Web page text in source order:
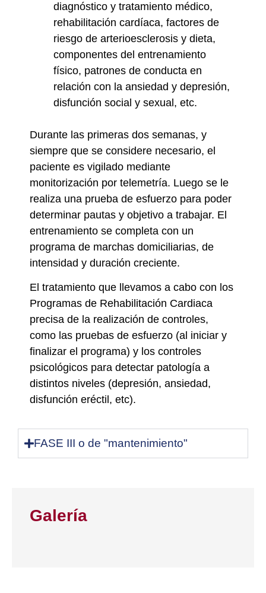
diagnóstico y tratamiento médico,
rehabilitación cardíaca, factores de
riesgo de arterioesclerosis y dieta,
componentes del entrenamiento
físico, patrones de conducta en
relación con la ansiedad y depresión,
disfunción social y sexual, etc.
Durante las primeras dos semanas, y
siempre que se considere necesario, el
paciente es vigilado mediante
monitorización por telemetría. Luego se le
realiza una prueba de esfuerzo para poder
determinar pautas y objetivo a trabajar. El
entrenamiento se completa con un
programa de marchas domiciliarias, de
intensidad y duración creciente.
El tratamiento que llevamos a cabo con los
Programas de Rehabilitación Cardiaca
precisa de la realización de controles,
como las pruebas de esfuerzo (al iniciar y
finalizar el programa) y los controles
psicológicos para detectar patología a
distintos niveles (depresión, ansiedad,
disfunción eréctil, etc).
FASE III o de "mantenimiento"
Galería